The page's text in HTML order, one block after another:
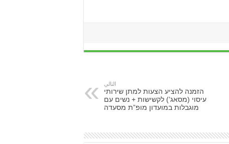
التالي
הזמנה להציע הצעות למתן שירותי
עיסוי (מסאג’) לקשישות + נשים עם
מוגבלות במועדון מופ”ת מסעדה